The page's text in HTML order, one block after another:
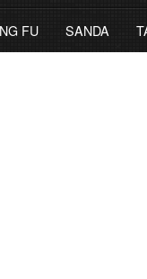
FU SANDA